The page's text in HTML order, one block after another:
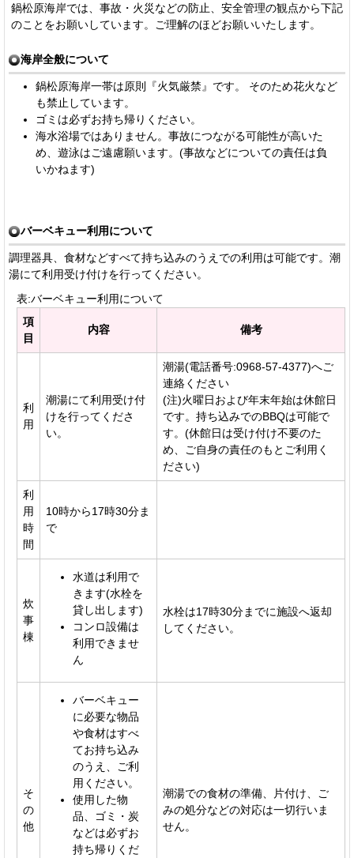
鍋松原海岸では、事故・火災などの防止、安全管理の観点から下記
のことをお願いしています。ご理解のほどお願いいたします。
海岸全般について
鍋松原海岸一帯は原則『火気厳禁』です。 そのため花火など
も禁止しています。
ゴミは必ずお持ち帰りください。
海水浴場ではありません。事故につながる可能性が高いた
め、遊泳はご遠慮願います。 (事故などについての責任は負
いかねます)
バーベキュー利用について
調理器具、食材などすべて持ち込みのうえでの利用は可能です。潮
湯にて利用受け付けを行ってください。
表:バーベキュー利用について
項
目
内容 備考
利
用
潮湯にて利用受け付
けを行ってくださ
い。
潮湯(電話番号:0968-57-4377)へご
連絡ください
(注)火曜日および年末年始は休館日
です。持ち込みでのBBQは可能で
す。(休館日は受け付け不要のた
め、ご自身の責任のもとご利用く
ださい)
利
用
時
間
10時から17時30分ま
で
炊
事
棟
水道は利用で
きます(水栓を
貸し出します)
コンロ設備は
利用できませ
ん
水栓は17時30分までに施設へ返却
してください。
そ
の
他
バーベキュー
に必要な物品
や食材はすべ
てお持ち込み
のうえ、ご利
用ください。
使用した物
品、ゴミ・炭
などは必ずお
持ち帰りくだ
潮湯での食材の準備、片付け、ご
みの処分などの対応は一切行いま
せん。